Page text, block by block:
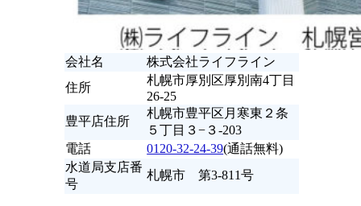
会社名
株式会社ライフライン
住所
札幌市厚別区厚別南4丁目
26-25
豊平店住所
札幌市豊平区月寒東２条
５丁目３−３-203
電話
0120-32-24-39(通話無料)
水道局支店番
号
札幌市 第3-811号